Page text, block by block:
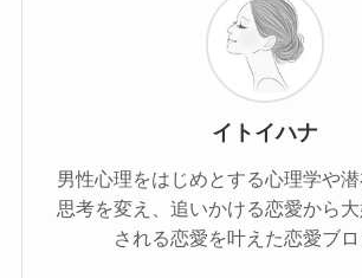
イトイハナ
男性心理をはじめとする心理学や
思考を変え、追いかける恋愛から
される恋愛を叶えた恋愛ブロ